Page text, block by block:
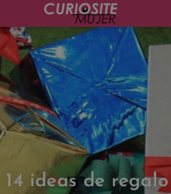
14 ideas de